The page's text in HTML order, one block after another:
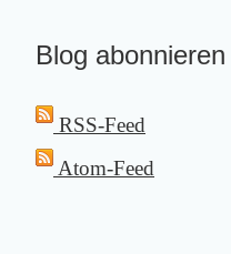
Blog abonnieren
RSS-Feed
Atom-Feed